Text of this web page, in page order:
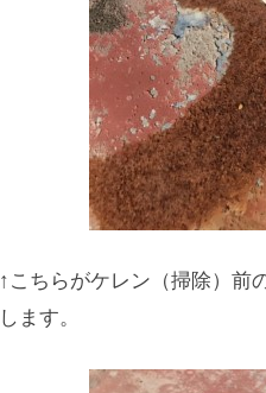
↑こちらがケレン（掃除）
します。